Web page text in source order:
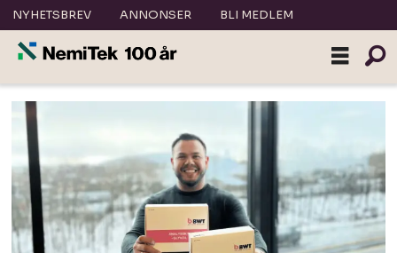
NYHETSBREV ANNONSER BLI MEDLEM
Tag:
bwt